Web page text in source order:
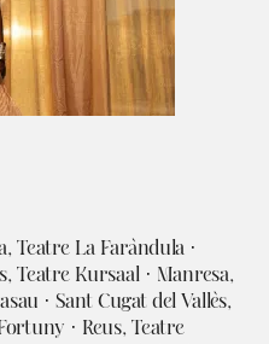
Teatre La Faràndula ·
Teatre Kursaal · Manresa,
· Sant Cugat del Vallès,
· Reus, Teatre